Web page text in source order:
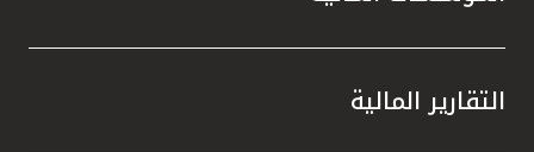
التقارير المالية